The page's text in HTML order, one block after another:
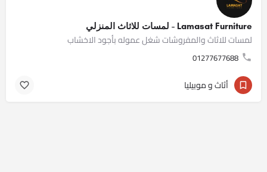
Lamasat Furniture - لمسات للاثاث المنزلي
لمسات للاثاث والمفروشات شغل عموله بأجود الاخشاب
01277677688
أثاث و موبيليا